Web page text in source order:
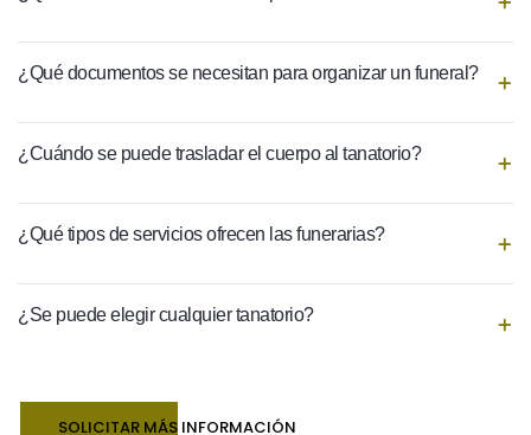
¿Qué documentos se necesitan para organizar un funeral?
¿Cuándo se puede trasladar el cuerpo al tanatorio?
¿Qué tipos de servicios ofrecen las funerarias?
¿Se puede elegir cualquier tanatorio?
SOLICITAR MÁS INFORMACIÓN